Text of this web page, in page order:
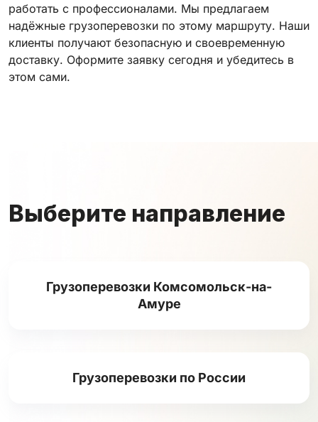
работать с профессионалами. Мы предлагаем
надёжные грузоперевозки по этому маршруту. Наши
клиенты получают безопасную и своевременную
доставку. Оформите заявку сегодня и убедитесь в
этом сами.
Выберите направление
Грузоперевозки Комсомольск-на-
Амуре
Грузоперевозки по России